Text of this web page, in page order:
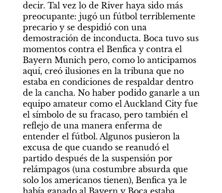
decir. Tal vez lo de River haya sido más
preocupante: jugó un fútbol terriblemente
precario y se despidió con una
demostración de inconducta. Boca tuvo sus
momentos contra el Benfica y contra el
Bayern Munich pero, como lo anticipamos
aquí, creó ilusiones en la tribuna que no
estaba en condiciones de respaldar dentro
de la cancha. No haber podido ganarle a un
equipo amateur como el Auckland City fue
el símbolo de su fracaso, pero también el
reflejo de una manera enferma de
entender el fútbol. Algunos pusieron la
excusa de que cuando se reanudó el
partido después de la suspensión por
relámpagos (una costumbre absurda que
solo los americanos tienen), Benfica ya le
había ganado al Bayern y Boca estaba